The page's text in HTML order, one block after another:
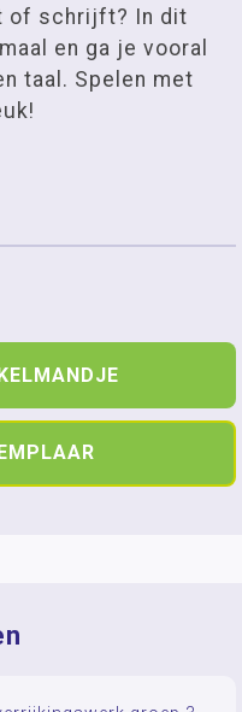
of schrijft? In dit
en ga je vooral
taal. Spelen met